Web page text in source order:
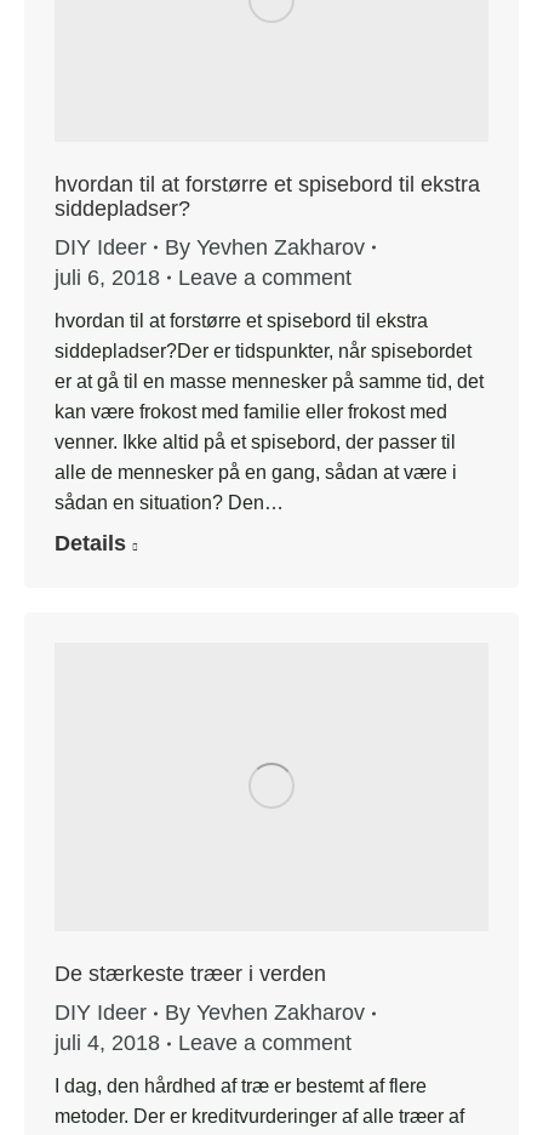
hvordan til at forstørre et spisebord til ekstra
siddepladser?
DIY Ideer
By Yevhen Zakharov
juli 6, 2018
Leave a comment
hvordan til at forstørre et spisebord til ekstra
siddepladser?Der er tidspunkter, når spisebordet
er at gå til en masse mennesker på samme tid, det
kan være frokost med familie eller frokost med
venner. Ikke altid på et spisebord, der passer til
alle de mennesker på en gang, sådan at være i
sådan en situation? Den…
Details
De stærkeste træer i verden
DIY Ideer
By Yevhen Zakharov
juli 4, 2018
Leave a comment
I dag, den hårdhed af træ er bestemt af flere
metoder. Der er kreditvurderinger af alle træer af